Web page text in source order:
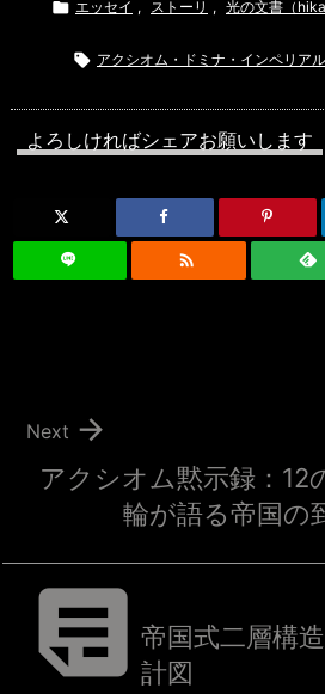
 エッセイ , ストーリ , 光の文書（
 アクシオム・ドミナ・インペリア
よろしければシェアお願いします

アクシオム黙示録：12
輪が語る帝国の

Next
帝国式二層構
計図